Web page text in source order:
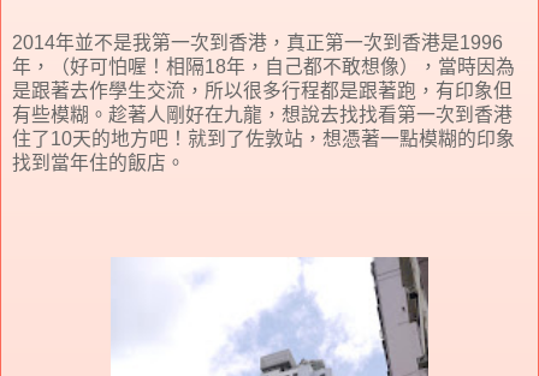
2014年並不是我第一次到香港，真正第一次到香港是1996
年，（好可怕喔！相隔18年，自己都不敢想像），當時因為
是跟著去作學生交流，所以很多行程都是跟著跑，有印象但
有些模糊。趁著人剛好在九龍，想說去找找看第一次到香港
住了10天的地方吧！就到了佐敦站，想憑著一點模糊的印象
找到當年住的飯店。